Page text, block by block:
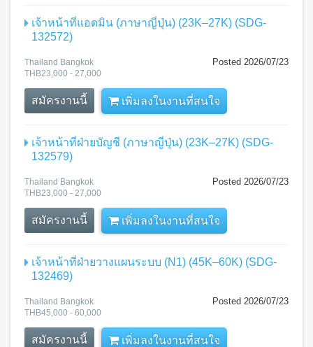
เจ้าหน้าที่แอดมิน (ภาษาญี่ปุ่น) (23K–27K) (SDG-
132572)
Posted 2026/07/23
Thailand Bangkok
THB23,000 - 27,000
สมัครงานนี้ เพิ่มลงในงานที่สนใจ
เจ้าหน้าที่ฝ่ายบัญชี (ภาษาญี่ปุ่น) (23K–27K) (SDG-
132579)
Posted 2026/07/23
Thailand Bangkok
THB23,000 - 27,000
สมัครงานนี้ เพิ่มลงในงานที่สนใจ
เจ้าหน้าที่ฝ่ายวางแผนระบบ (N1) (45K–60K) (SDG-
132469)
Posted 2026/07/23
Thailand Bangkok
THB45,000 - 60,000
สมัครงานนี้ เพิ่มลงในงานที่สนใจ